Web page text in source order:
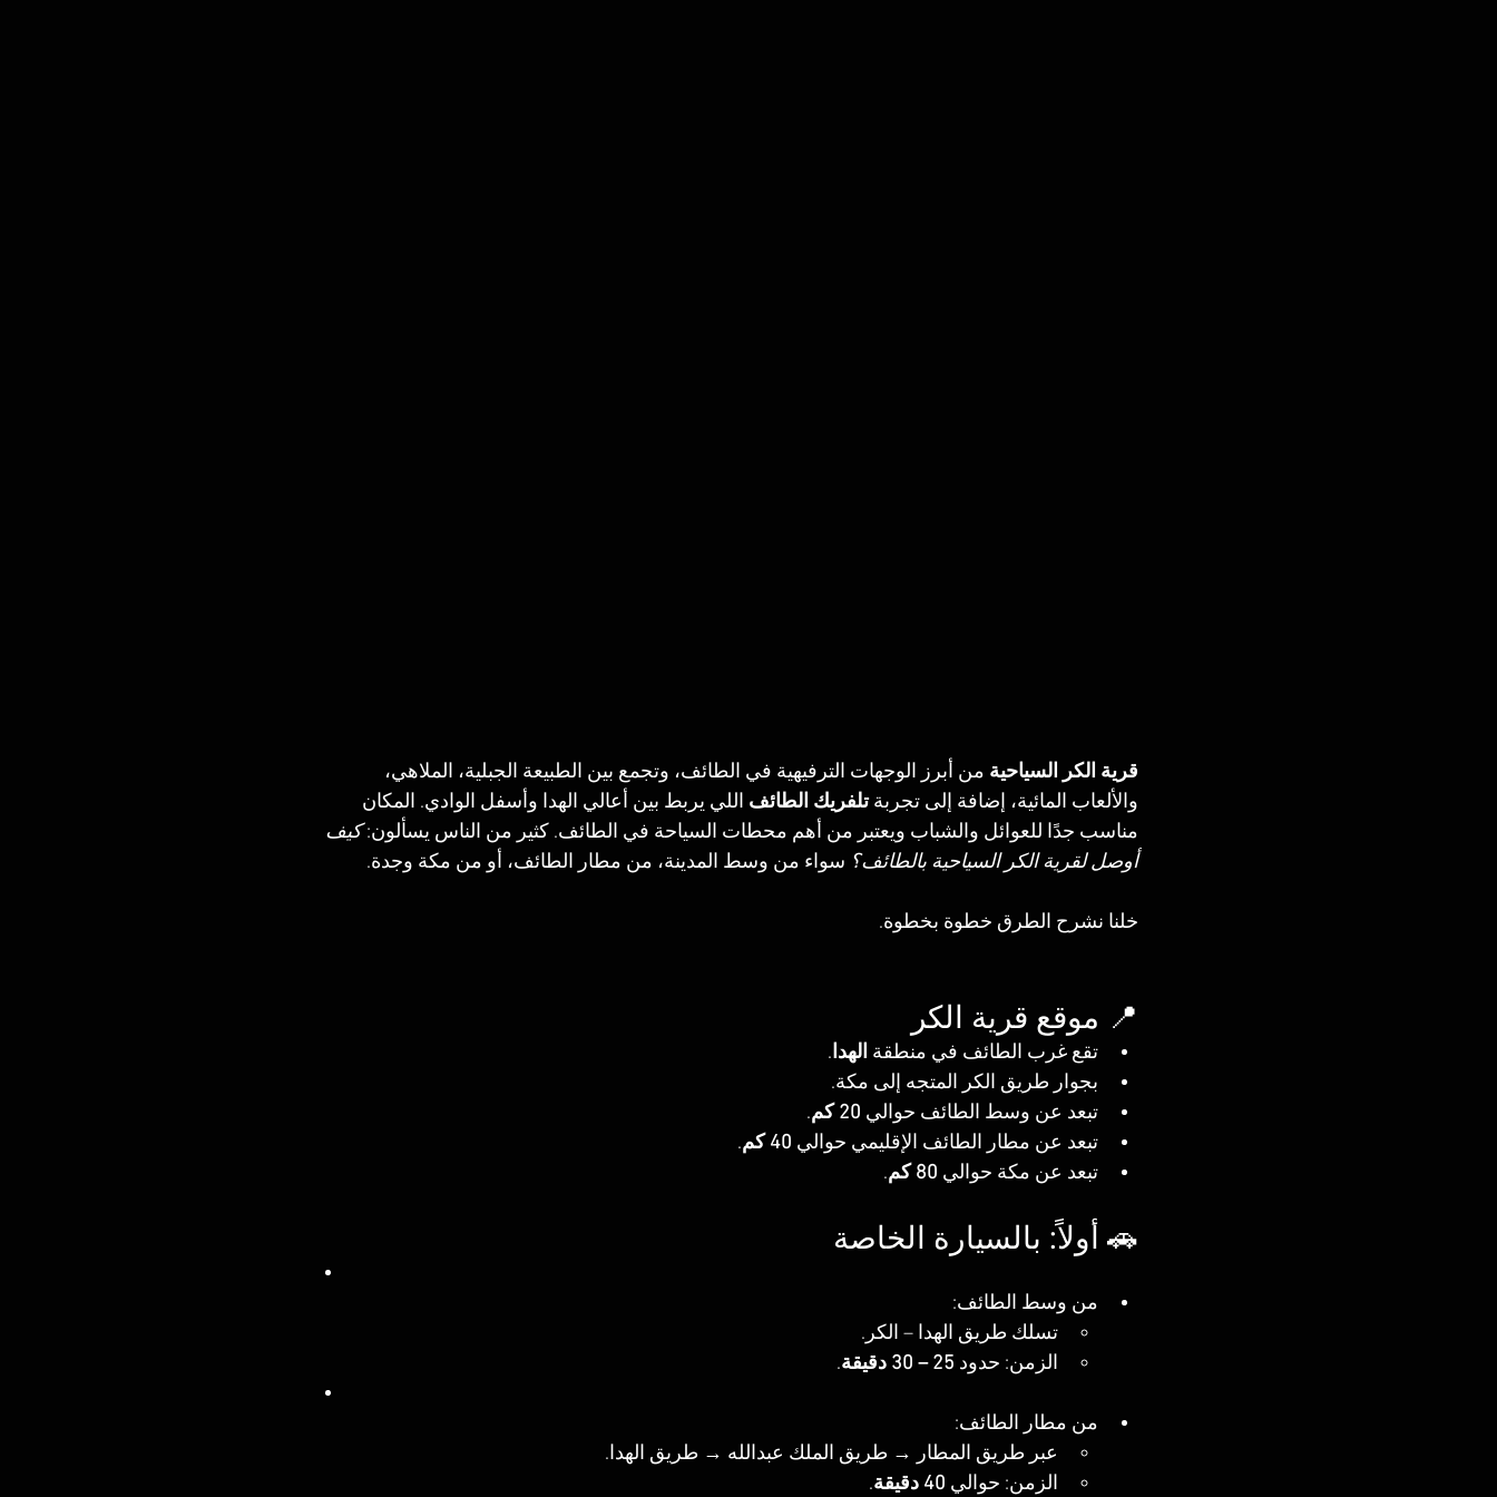
قرية الكر السياحية من أبرز الوجهات الترفيهية في الطائف، وتجمع بين الطبيعة الجبلية، الملاهي،
والألعاب المائية، إضافة إلى تجربة تلفريك الطائف اللي يربط بين أعالي الهدا وأسفل الوادي. المكان
مناسب جدًا للعوائل والشباب ويعتبر من أهم محطات السياحة في الطائف. كثير من الناس يسألون: كيف
أوصل لقرية الكر السياحية بالطائف؟ سواء من وسط المدينة، من مطار الطائف، أو من مكة وجدة.
خلنا نشرح الطرق خطوة بخطوة.
📍 موقع قرية الكر
تقع غرب الطائف في منطقة الهدا.
بجوار طريق الكر المتجه إلى مكة.
تبعد عن وسط الطائف حوالي 20 كم
.
تبعد عن مطار الطائف الإقليمي حوالي 40 كم
.
تبعد عن مكة حوالي 80 كم .
🚗 أولاً: بالسيارة الخاصة
من وسط الطائف:
تسلك طريق الهدا – الكر.
الزمن: حدود 25 – 30 دقيقة .
من مطار الطائف:
عبر طريق المطار → طريق الملك عبدالله → طريق الهدا.
الزمن: حوالي 40 دقيقة .